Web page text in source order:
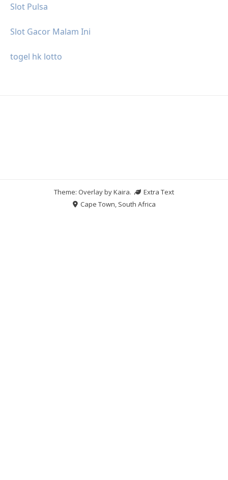
Slot Pulsa
Slot Gacor Malam Ini
togel hk lotto
Theme: Overlay byKaira.
Extra Text
Cape Town, South Africa